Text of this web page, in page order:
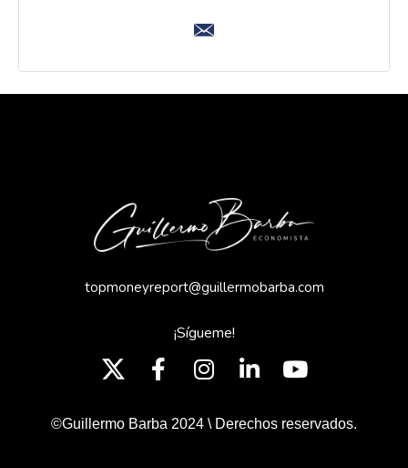
topmoneyreport@guillermobarba.com
¡Sígueme!
©Guillermo Barba 2024 \ Derechos reservados.